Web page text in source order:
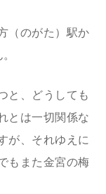
（のがた）駅か
と、どうしても
とは一切関係な
が、それゆえに
もまた金宮の梅